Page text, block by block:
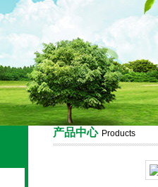
产品中心 Products